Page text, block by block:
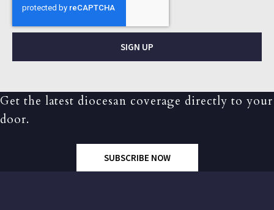
SIGN UP
Get the latest diocesan coverage directly to your
door.
SUBSCRIBE NOW